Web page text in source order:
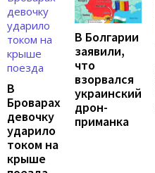
В
Броварах
девочку
ударило
током на
крыше
В Болгарии
заявили,
что
взорвался
украинский
дрон-
приманка